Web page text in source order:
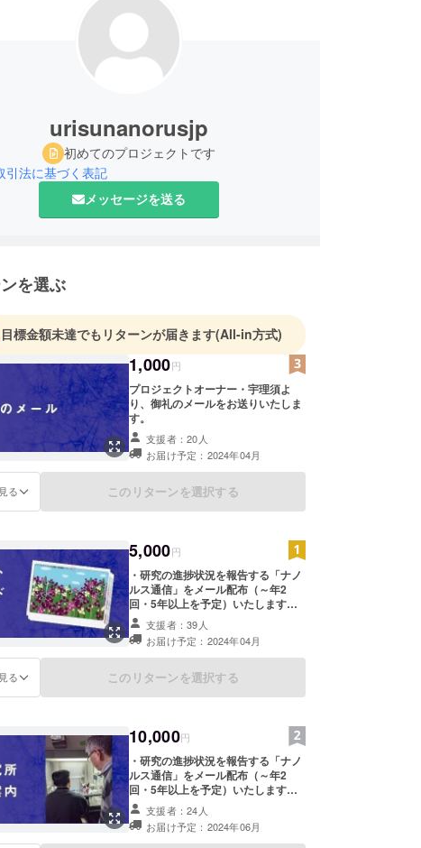
urisunanorusjp
初めてのプロジェクトです
引法に基づく表記
メッセージを送る
を選ぶ
目標金額未達でもリターンが届きます(All-in方式)
1,000円
プロジェクトオーナー・宇理須よ
り、御礼のメールをお送りいたしま
す。
支援者：20人
お届け予定：2024年04月
る このリターンを選択する
5,000円
・研究の進捗状況を報告する「ナノ
ルス通信」をメール配布（～年2
回・5年以上を予定）いたします。
・長尾義明氏（ALS患者、日本ALS
協会初代会長）の絵葉書3枚1組を送
付いたします。 ※イラストはイメー
ジです。実際のものとは異なる場合
があります。
支援者：39人
お届け予定：2024年04月
る このリターンを選択する
10,000円
・研究の進捗状況を報告する「ナノ
ルス通信」をメール配布（～年2
回・5年以上を予定）いたします。
・長尾義明氏（ALS患者、日本ALS
協会初代会長）の絵葉書3枚1組を送
付いたします。 ・研究所を案内し研
支援者：24人
お届け予定：2024年06月